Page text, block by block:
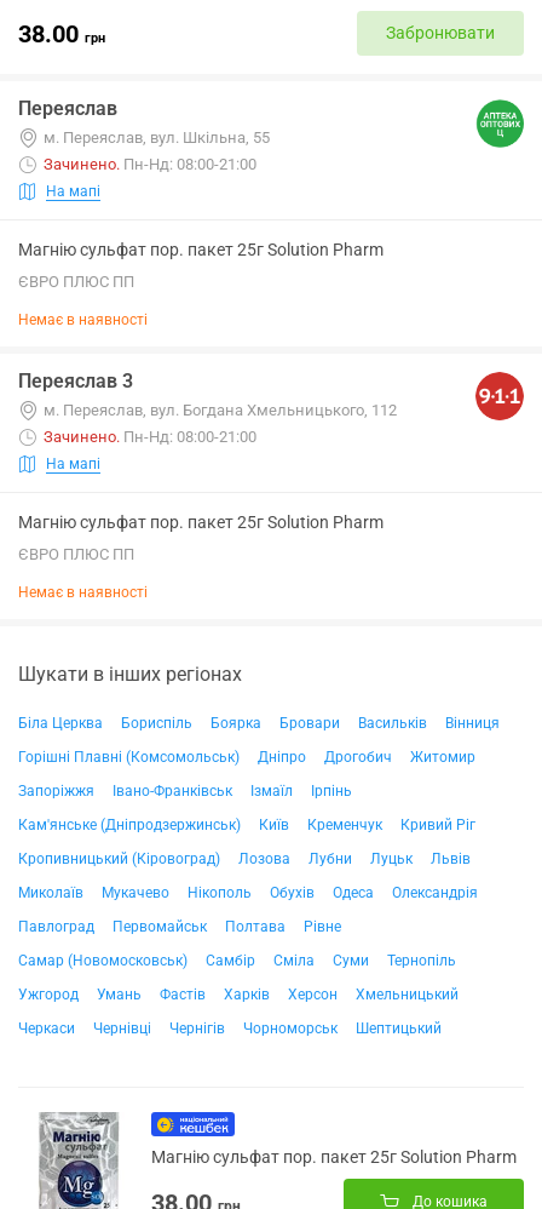
38.00 грн Забронювати
Переяслав
м. Переяслав, вул. Шкільна, 55
Зачинено. Пн-Нд: 08:00-21:00
На мапі
Магнію сульфат пор. пакет 25г Solution Pharm
ЄВРО ПЛЮС ПП
Немає в наявності
Переяслав 3
м. Переяслав, вул. Богдана Хмельницького, 112
Зачинено. Пн-Нд: 08:00-21:00
На мапі
Магнію сульфат пор. пакет 25г Solution Pharm
ЄВРО ПЛЮС ПП
Немає в наявності
Шукати в інших регіонах
Біла Церква Бориспіль Боярка Бровари Васильків
Вінниця
Горішні Плавні (Комсомольськ)
Дніпро Дрогобич
Житомир
Запоріжжя
Івано-Франківськ Ізмаїл
Ірпінь
Кам'янське (Дніпродзержинськ)
Київ Кременчук
Кривий Ріг
Кропивницький (Кіровоград)
Лозова Лубни Луцьк
Львів
Миколаїв
Мукачево Нікополь Обухів Одеса
Олександрія
Павлоград
Первомайськ Полтава
Рівне
Самар (Новомосковськ)
Самбір Сміла Суми
Тернопіль
Ужгород
Умань Фастів Харків Херсон
Хмельницький
Черкаси
Чернівці Чернігів Чорноморськ Шептицький
Магнію сульфат пор. пакет 25г Solution Pharm
38.00 До кошика